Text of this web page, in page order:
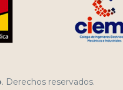
. Derechos reservados.